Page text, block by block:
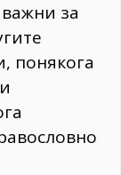
за
понякога